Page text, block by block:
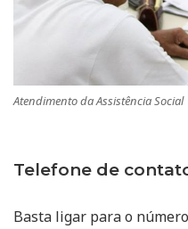
Atendimento da Assistência Social
Telefone de
Basta ligar para o número